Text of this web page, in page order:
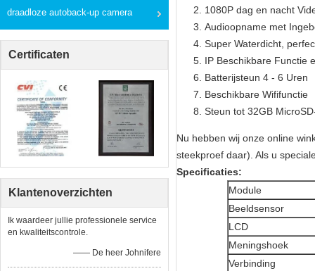
draadloze autoback-up camera
Certificaten
Klantenoverzichten
Ik waardeer jullie professionele service
en kwaliteitscontrole.
—— De heer Johnifere
1080P dag en nacht
Audioopname met
Super Waterdicht,
IP Beschikbare Functie
Batterijsteun 4 - 6 Uren
Beschikbare Wififunctie
Steun tot 32GB
Nu hebben wij onze online
steekproef daar). Als u
Specificaties:
Module
Beeldsensor
LCD
Meningshoek
Verbinding